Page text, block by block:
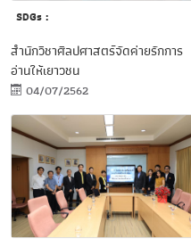
SDGs :
สำนักวิชาศิลปศาสตร์จัดค่ายรักการ
อ่านให้เยาวชน
04/07/2562